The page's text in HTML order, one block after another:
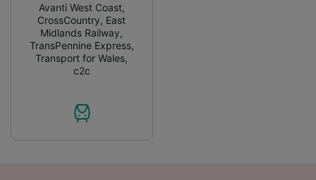
Avanti West Coast,
CrossCountry, East
Midlands Railway,
TransPennine Express,
Transport for Wales,
c2c